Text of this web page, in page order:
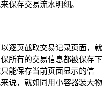
保存交易流水明细。
逐页截取交易记录页面，就
所有的交易信息都被保存下
能保存当前页面显示的信
说，就如同用小容器装大物